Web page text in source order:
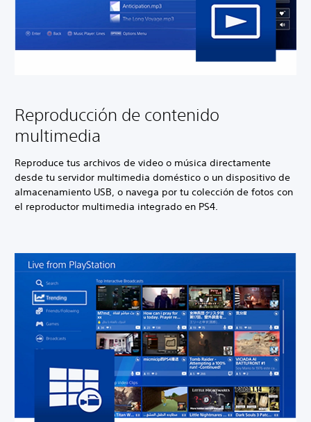
Reproducción de contenido
multimedia
Reproduce tus archivos de video o música directamente
desde tu servidor multimedia doméstico o un dispositivo de
almacenamiento USB, o navega por tu colección de fotos con
el reproductor multimedia integrado en PS4.